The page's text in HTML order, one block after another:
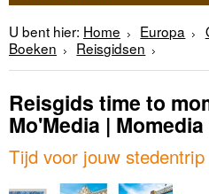
U bent hier: Home Europa
Boeken
Reisgidsen
Reisgids time to
Mo'Media | Momedia
Tijd voor jouw stedentrip